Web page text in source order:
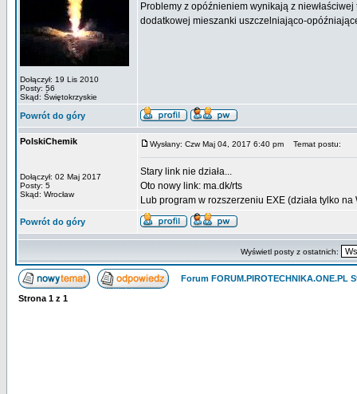
Dołączył: 19 Lis 2010
Posty: 56
Skąd: Świętokrzyskie
Problemy z opóźnieniem wynikają z
dodatkowej mieszanki uszczelniająco-
Powrót do góry
PolskiChemik
Dołączył: 02 Maj 2017
Posty: 5
Skąd: Wrocław
Wysłany: Czw Maj 04, 2017 6:40 pm Temat postu:
Stary link nie działa...
Oto nowy link: ma.dk/rts
Lub program w rozszerzeniu EXE (działa tylko
Powrót do góry
Wyświetl posty z ostatnich:
Forum FORUM.PIROTECHNIKA.ONE.PL
Strona 1 z 1